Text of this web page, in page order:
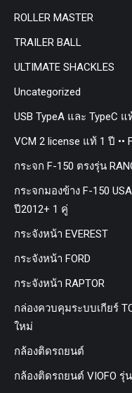
ROLLER MASTER
TRAILER BALL
ULTIMATE SHACKLES
Uncategorized
USB TypeA และ TypeC
VCM 2 license แท้ 1 ปี ••
กระจก F-150 ตรงรุ่น
กระจกมองข้าง F-150
ปี2012+ 1 คู่
กระจังหน้า EVEREST
กระจังหน้า FORD
กระจังหน้า RAPTOR
กล่องควบคุมระบบเกียร์
ใหม่
กล้องติดรถยนต์
กล้องติดรถยนต์ VIOFO รุ่